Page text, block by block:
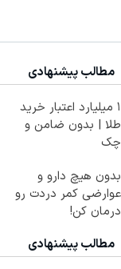
مطالب پیشنهادی
۱ میلیارد اعتبار خرید
طلا | بدون ضامن و
چک
بدون هیچ دارو و
عوارضی کمر دردت رو
درمان کن!
مطالب پیشنهادی